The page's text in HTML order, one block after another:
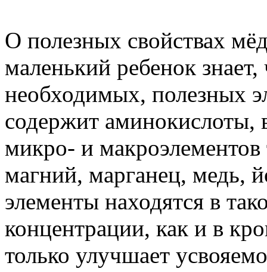
О полезных свойствах
маленький ребенок
необходимых, полезных
содержит
микро- и макроэлементов
магний, марганец, медь,
элементы находятся в
концентрации, как и в
только улучшает